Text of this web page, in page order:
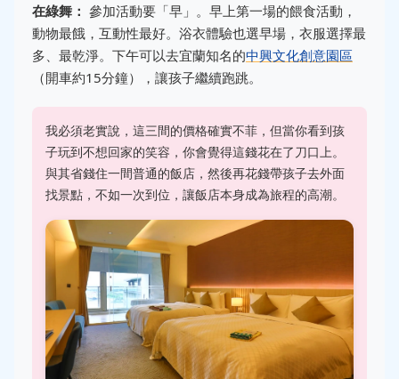
在綠舞： 參加活動要「早」。早上第一場的餵食活動，
動物最餓，互動性最好。浴衣體驗也選早場，衣服選擇最
多、最乾淨。下午可以去宜蘭知名的中興文化創意園區
（開車約15分鐘），讓孩子繼續跑跳。
我必須老實說，這三間的價格確實不菲，但當你看到孩
子玩到不想回家的笑容，你會覺得這錢花在了刀口上。
與其省錢住一間普通的飯店，然後再花錢帶孩子去外面
找景點，不如一次到位，讓飯店本身成為旅程的高潮。